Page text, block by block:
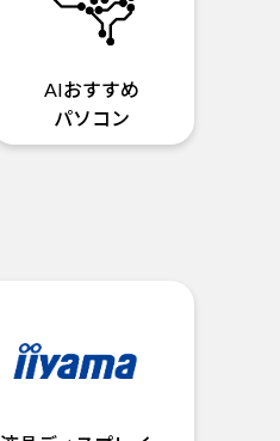
AIおすすめ
パソコン